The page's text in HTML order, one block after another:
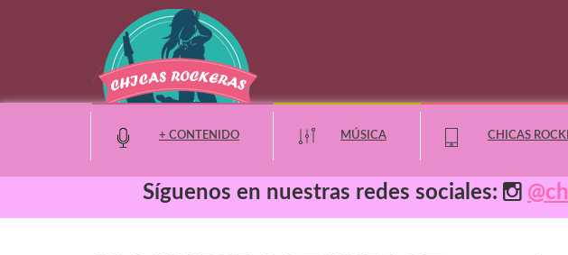
+ CONTENIDO MÚSICA CHICAS
Síguenos en nuestras redes sociales: